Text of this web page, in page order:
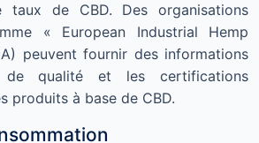
taux de CBD. Des organisations
« European Industrial Hemp
peuvent fournir des informations
qualité et les certifications
produits à base de CBD.